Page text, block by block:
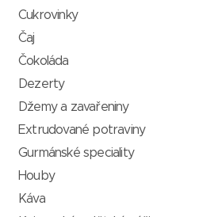
Cukrovinky
Čaj
Čokoláda
Dezerty
Džemy a zavařeniny
Extrudované potraviny
Gurmánské speciality
Houby
Káva